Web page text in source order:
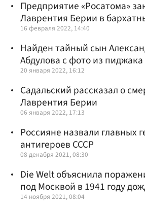
Предприятие «Росатома»
Лаврентия Берии в
16 февраля 2022, 14:40
Найден тайный сын
Абдулова с фото из пиджака
20 января 2022, 16:12
Садальский рассказал о
Лаврентия Берии
06 января 2022, 17:13
Россияне назвали главных
антигероев СССР
08 декабря 2021, 08:30
Die Welt объяснила
под Москвой в 1941 году
14 ноября 2021, 08:04